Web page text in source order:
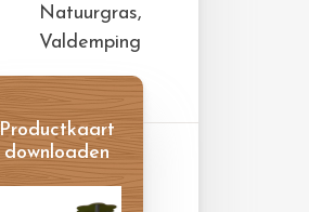
Natuurgras,
Valdemping
Productkaart
downloaden